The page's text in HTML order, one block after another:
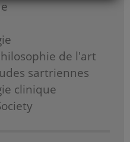
de l'art
sartriennes
clinique